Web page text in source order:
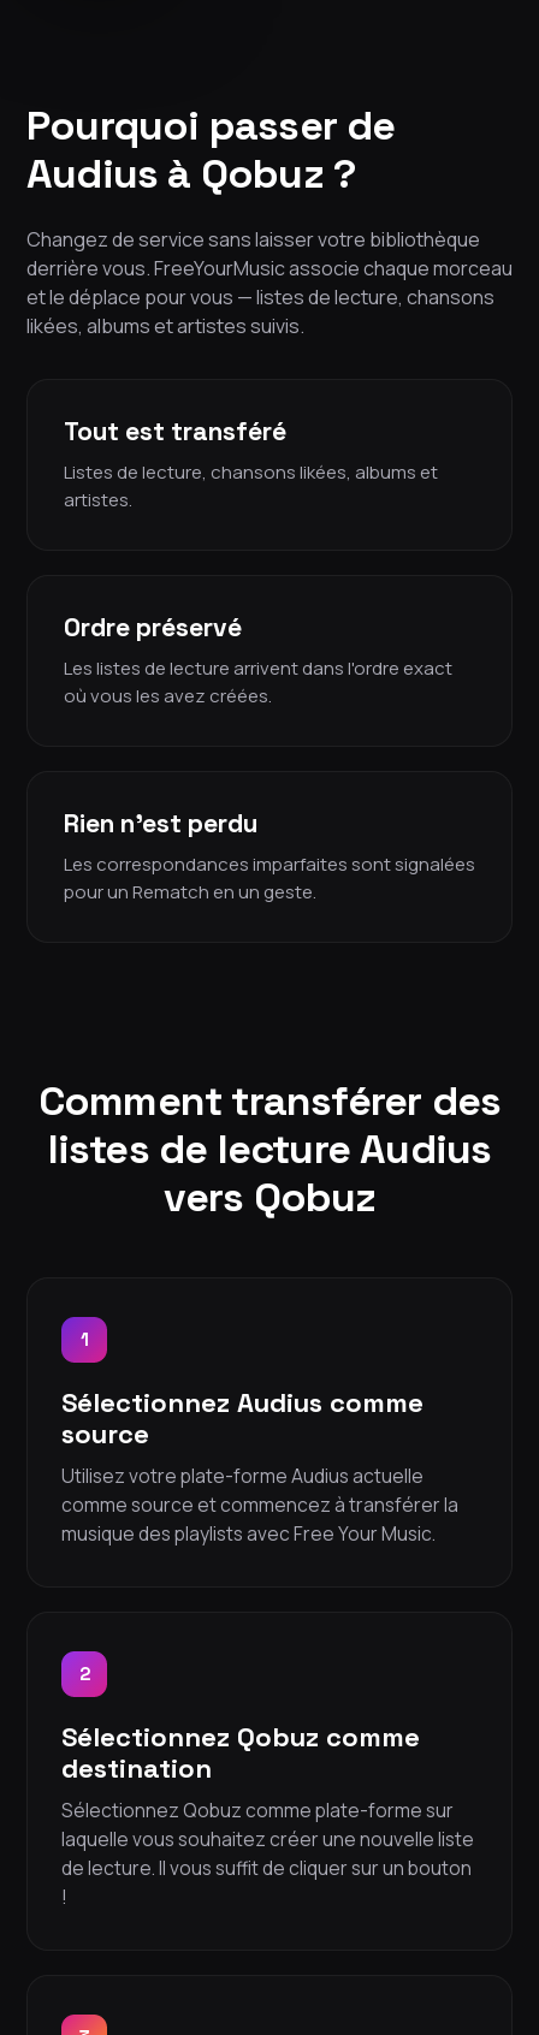
Pourquoi passer de
Audius à Qobuz ?
Changez de service sans laisser votre bibliothèque
derrière vous. FreeYourMusic associe chaque morceau
et le déplace pour vous — listes de lecture, chansons
likées, albums et artistes suivis.
Tout est transféré
Listes de lecture, chansons likées, albums et
artistes.
Ordre préservé
Les listes de lecture arrivent dans l'ordre exact
où vous les avez créées.
Rien n'est perdu
Les correspondances imparfaites sont signalées
pour un Rematch en un geste.
Comment transférer des
listes de lecture Audius
vers Qobuz
1
Sélectionnez Audius comme
source
Utilisez votre plate-forme Audius actuelle
comme source et commencez à transférer la
musique des playlists avec Free Your Music.
2
Sélectionnez Qobuz comme
destination
Sélectionnez Qobuz comme plate-forme sur
laquelle vous souhaitez créer une nouvelle liste
de lecture. Il vous suffit de cliquer sur un bouton
!